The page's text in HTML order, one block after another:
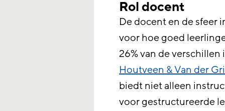
Rol docent
De docent en de sfeer
voor hoe goed
26% van de
Houtveen & Van der
biedt niet alleen
voor gestructureerde